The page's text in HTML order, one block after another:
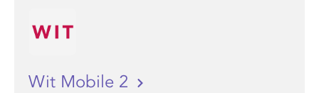
Wit Mobile 2